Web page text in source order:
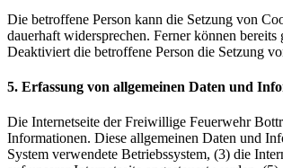
Die betroffene Person kann die Setzung von
dauerhaft widersprechen. Ferner können
Deaktiviert die betroffene Person die Setzung
5. Erfassung von allgemeinen Daten und
Die Internetseite der Freiwillige Feuerwehr
Informationen. Diese allgemeinen Daten und
System verwendete Betriebssystem, (3) die